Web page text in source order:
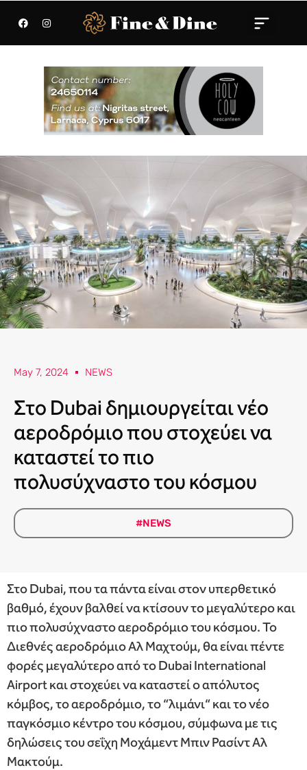
May 7, 2024 NEWS
Στο Dubai δημιουργείται νέο
αεροδρόμιο που στοχεύει να
καταστεί το πιο
πολυσύχναστο του κόσμου
#NEWS
Στο Dubai, που τα πάντα είναι στον υπερθετικό
βαθμό, έχουν βαλθεί να κτίσουν το μεγαλύτερο και
πιο πολυσύχναστο αεροδρόμιο του κόσμου. Το
Διεθνές αεροδρόμιο Αλ Μαχτούμ, θα είναι πέντε
φορές μεγαλύτερο από το Dubai International
Airport και στοχεύει να καταστεί ο απόλυτος
κόμβος, το αεροδρόμιο, το “λιμάνι“ και το νέο
παγκόσμιο κέντρο του κόσμου, σύμφωνα με τις
δηλώσεις του σεΐχη Μοχάμεντ Μπιν Ρασίντ Αλ
Μακτούμ.